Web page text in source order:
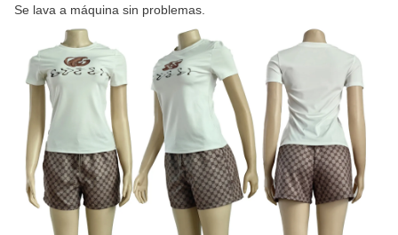
Se lava a máquina sin problemas.